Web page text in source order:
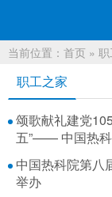
当前位置： 首页 »
职工之家
颂歌献礼建党
五”—— 中国热
中国热科院第八
举办